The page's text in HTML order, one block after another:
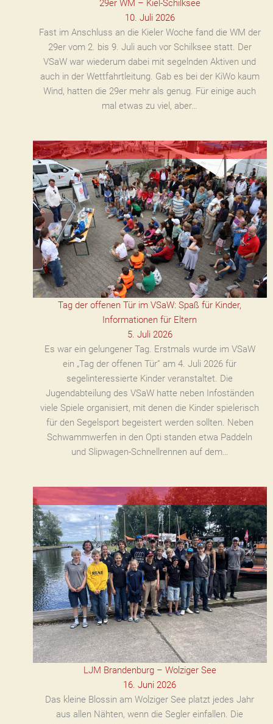
29er WM – Kiel-Schilksee
10. Juli 2026
Fast im Anschluss an die Kieler Woche fand die WM der
29er vom 2. bis 9. Juli auch vor Schilksee statt. Der
VSaW war wiederum dabei mit segelnden Aktiven und
auch in der Wettfahrtleitung. Gab es bei der KiWo kaum
Wind, hatten die 29er mehr als genug. Für einige auch
mal etwas zu viel, aber…
Tag der offenen Tür im VSaW: Spaß für Kinder,
Informationen für Eltern
5. Juli 2026
Es war ein gelungener Tag. Erstmals wurde im VSaW
ein „Tag der offenen Tür” am 4. Juli 2026 für
segelinteressierte Kinder veranstaltet. Die
Jugendabteilung des VSaW hatte neben Infoständen
viele Spiele organisiert, mit denen die Kinder spielerisch
für den Segelsport begeistert werden sollten. Neben
Schwammwerfen in den Opti standen etwa Paddeln
und Slipwagen-Schnellrennen auf dem…
LJM Brandenburg – Wolziger See
16. Juni 2026
Das kleine Blossin am Wolziger See platzt jedes Jahr
aus allen Nähten, wenn die Segler einfallen. Die